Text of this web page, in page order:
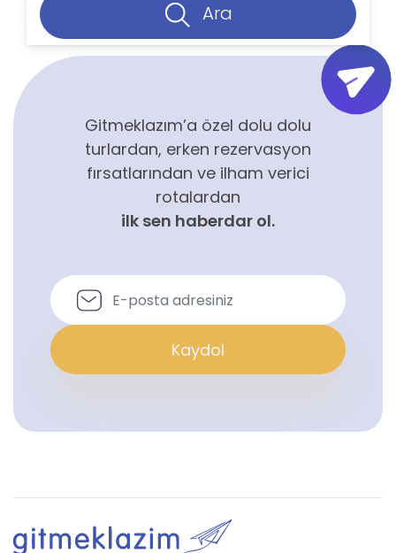
Ara
Gitmeklazım’a özel dolu dolu
turlardan, erken rezervasyon
fırsatlarından ve ilham verici
rotalardan
ilk sen haberdar ol.
Kaydol